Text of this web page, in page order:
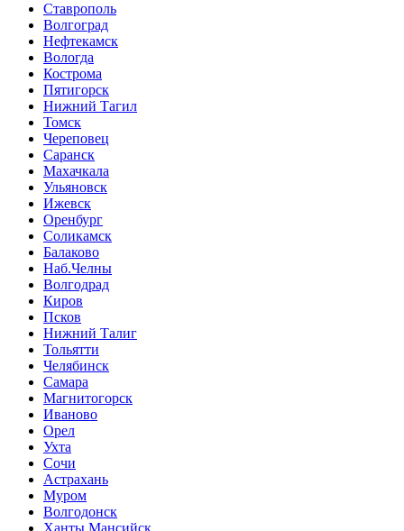
Ставрополь
Волгоград
Нефтекамск
Вологда
Кострома
Пятигорск
Нижний Тагил
Томск
Череповец
Саранск
Махачкала
Ульяновск
Ижевск
Оренбург
Соликамск
Балаково
Наб.Челны
Волгодрад
Киров
Псков
Нижний Талиг
Тольятти
Челябинск
Самара
Магнитогорск
Иваново
Орел
Ухта
Сочи
Астрахань
Муром
Волгодонск
Ханты Мансийск